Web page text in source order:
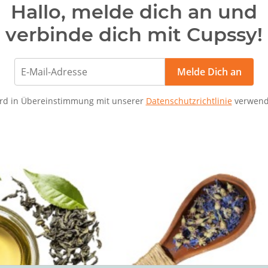
Hallo, melde dich an und
verbinde dich mit Cupssy!
Melde Dich an
in Übereinstimmung mit unserer Datenschutzrichtlinie